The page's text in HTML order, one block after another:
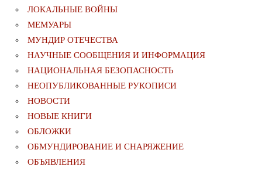
ЛОКАЛЬНЫЕ ВОЙНЫ
МЕМУАРЫ
МУНДИР ОТЕЧЕСТВА
НАУЧНЫЕ СООБЩЕНИЯ И ИНФОРМАЦИЯ
НАЦИОНАЛЬНАЯ БЕЗОПАСНОСТЬ
НЕОПУБЛИКОВАННЫЕ РУКОПИСИ
НОВОСТИ
НОВЫЕ КНИГИ
ОБЛОЖКИ
ОБМУНДИРОВАНИЕ И СНАРЯЖЕНИЕ
ОБЪЯВЛЕНИЯ